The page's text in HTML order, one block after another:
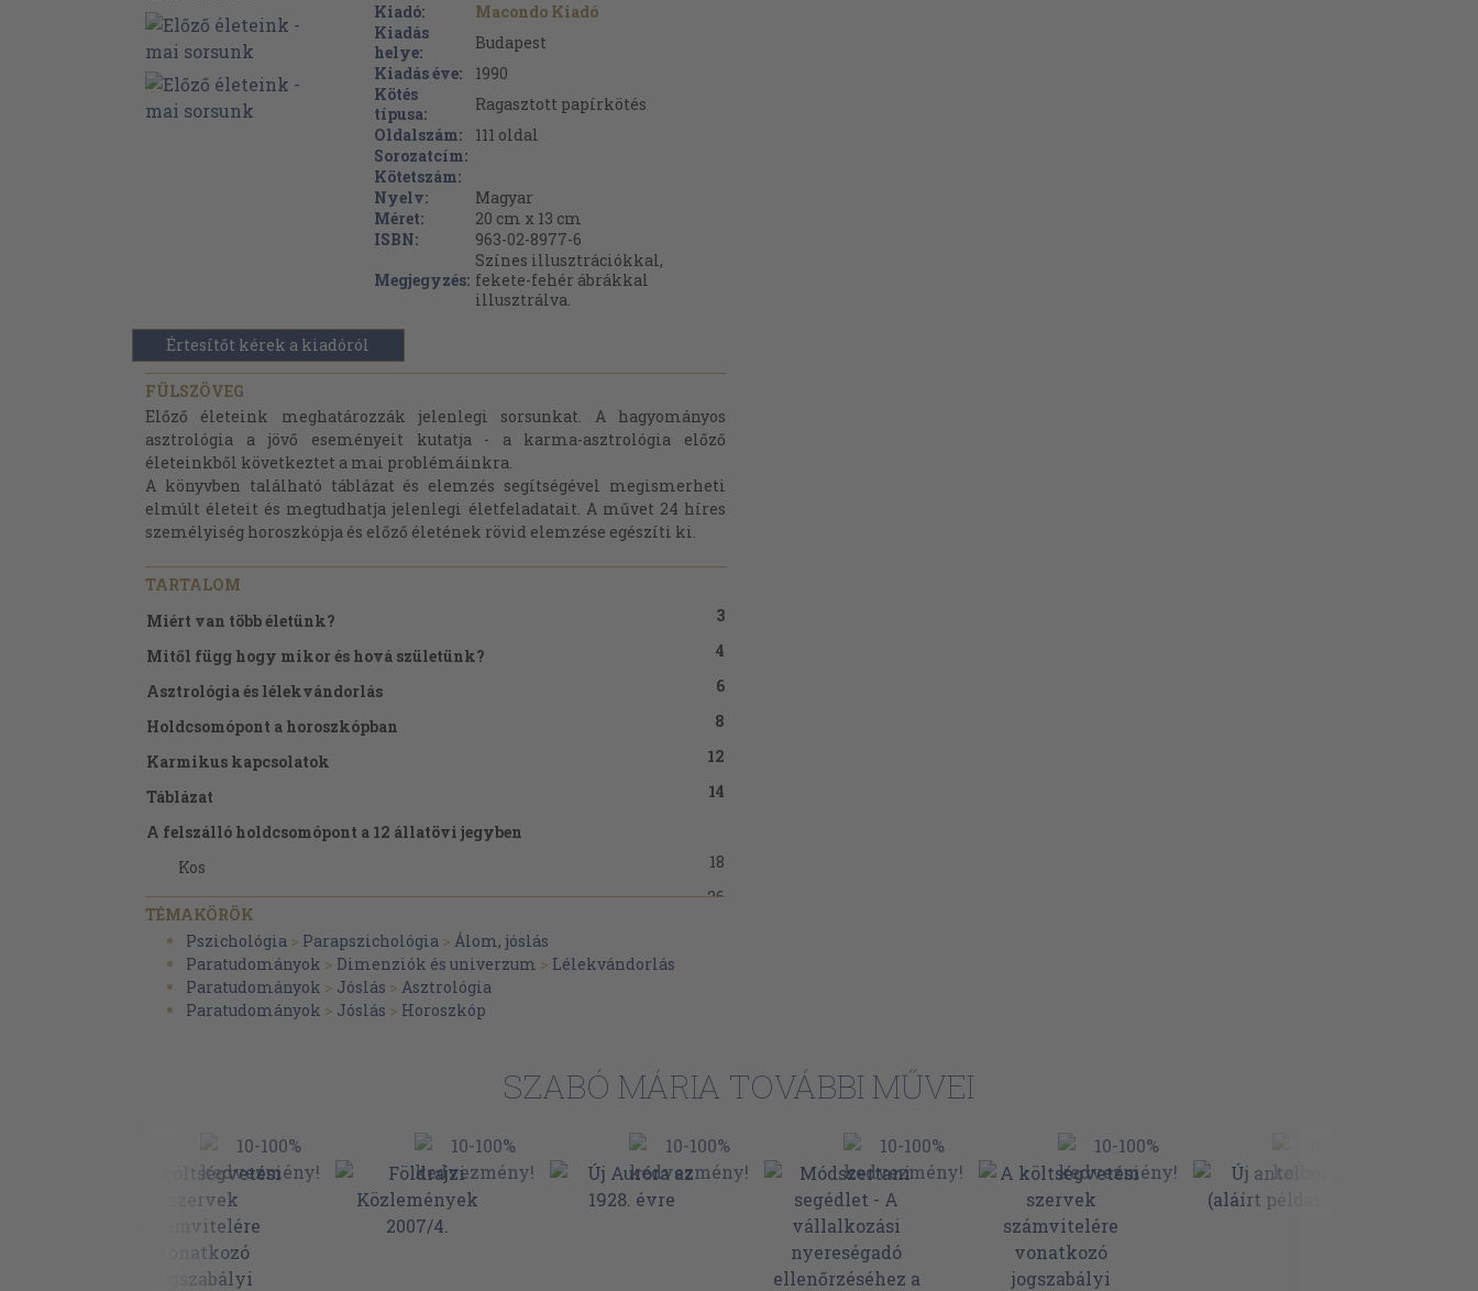
Kiadó:
Macondo Kiadó
Kiadás
helye:
Budapest
Kiadás éve:
1990
Kötés
típusa:
Ragasztott papírkötés
Oldalszám:
111 oldal
Sorozatcím:
Kötetszám:
Nyelv:
Magyar
Méret:
20 cm x 13 cm
ISBN:
963-02-8977-6
Megjegyzés:
Színes illusztrációkkal,
fekete-fehér ábrákkal
illusztrálva.
Értesítőt kérek a kiadóról
FÜLSZÖVEG
Előző életeink meghatározzák jelenlegi sorsunkat. A hagyományos
asztrológia a jövő eseményeit kutatja - a karma-asztrológia előző
életeinkből következtet a mai problémáinkra.
A könyvben található táblázat és elemzés segítségével megismerheti
elmúlt életeit és megtudhatja jelenlegi életfeladatait. A művet 24 híres
személyiség horoszkópja és előző életének rövid elemzése egészíti ki.
TARTALOM
Miért van több életünk?
3
Mitől függ hogy mikor és hová születünk?
4
Asztrológia és lélekvándorlás
6
Holdcsomópont a horoszkópban
8
Karmikus kapcsolatok
12
Táblázat
14
A felszálló holdcsomópont a 12 állatövi jegyben
Kos
18
Bika
26
Ikrek
Rák
Oroszlán
66
Nyilas
82
Bak
90
Vízöntő
Halak
TÉMAKÖRÖK
Pszichológia > Parapszichológia > Álom, jóslás
Paratudományok > Dimenziók és univerzum > Lélekvándorlás
Paratudományok > Jóslás > Asztrológia
Paratudományok > Jóslás > Horoszkóp
SZABÓ MÁRIA TOVÁBBI MŰVEI